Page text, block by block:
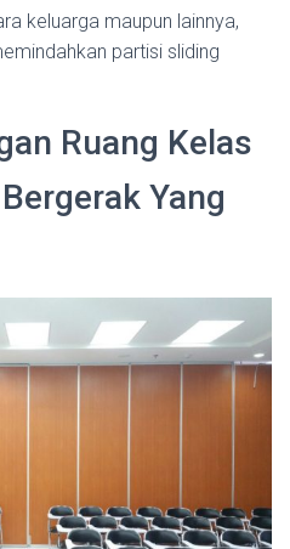
keluarga maupun lainnya,
partisi sliding
Ruang Kelas
Yang